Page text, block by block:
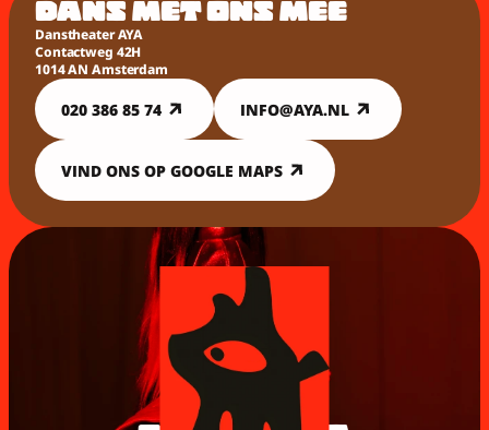
DANS MET ONS MEE
Danstheater AYA
Contactweg 42H
1014 AN Amsterdam
020 386 85 74 INFO@AYA.NL
VIND ONS OP GOOGLE MAPS